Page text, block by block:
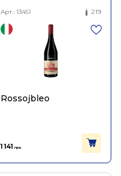
Арт.: 13451 219
Rossojbleo
1 141 грн.